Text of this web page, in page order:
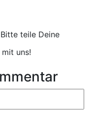
teile Deine
uns!